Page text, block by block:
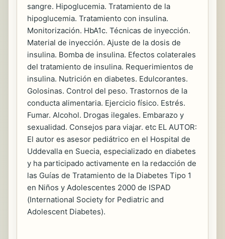
sangre. Hipoglucemia. Tratamiento de la
hipoglucemia. Tratamiento con insulina.
Monitorización. HbA1c. Técnicas de inyección.
Material de inyección. Ajuste de la dosis de
insulina. Bomba de insulina. Efectos colaterales
del tratamiento de insulina. Requerimientos de
insulina. Nutrición en diabetes. Edulcorantes.
Golosinas. Control del peso. Trastornos de la
conducta alimentaria. Ejercicio físico. Estrés.
Fumar. Alcohol. Drogas ilegales. Embarazo y
sexualidad. Consejos para viajar. etc EL AUTOR:
El autor es asesor pediátrico en el Hospital de
Uddevalla en Suecia, especializado en diabetes
y ha participado activamente en la redacción de
las Guías de Tratamiento de la Diabetes Tipo 1
en Niños y Adolescentes 2000 de ISPAD
(International Society for Pediatric and
Adolescent Diabetes).